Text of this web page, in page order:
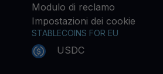
Modulo di reclamo
Impostazioni dei cookie
STABLECOINS FOR EU
USDC